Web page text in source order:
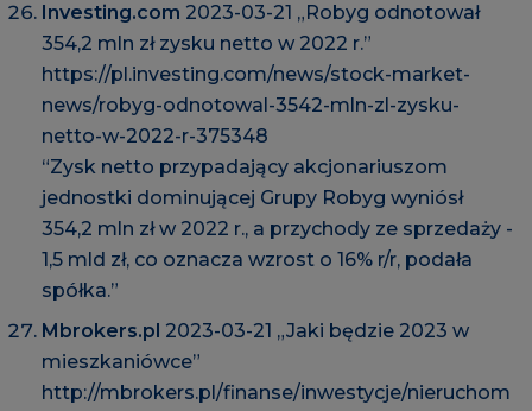
Investing.com 2023-03-21 „Robyg odnotował
354,2 mln zł zysku netto w 2022 r.”
https://pl.investing.com/news/stock-market-
news/robyg-odnotowal-3542-mln-zl-zysku-
netto-w-2022-r-375348
“Zysk netto przypadający akcjonariuszom
jednostki dominującej Grupy Robyg wyniósł
354,2 mln zł w 2022 r., a przychody ze sprzedaży -
1,5 mld zł, co oznacza wzrost o 16% r/r, podała
spółka.”
Mbrokers.pl 2023-03-21 „Jaki będzie 2023 w
mieszkaniówce”
http://mbrokers.pl/finanse/inwestycje/nieruchom